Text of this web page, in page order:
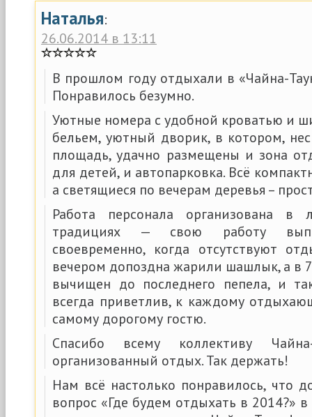
Наталья:
26.06.2014 в 13:11
В прошлом году отдыхали в «Чайна-
Понравилось безумно.
Уютные номера с удобной кроватью и
бельем, уютный дворик, в котором,
площадь, удачно размещены и зона
для детей, и автопарковка. Всё
а светящиеся по вечерам деревья –
Работа персонала организована в
традициях — свою работу
своевременно, когда отсутствуют
вечером допоздна жарили шашлык, а в
вычищен до последнего пепела, и
всегда приветлив, к каждому
самому дорогому гостю.
Спасибо всему коллективу
организованный отдых. Так держать!
Нам всё настолько понравилось, что
вопрос «Где будем отдыхать в 2014?»